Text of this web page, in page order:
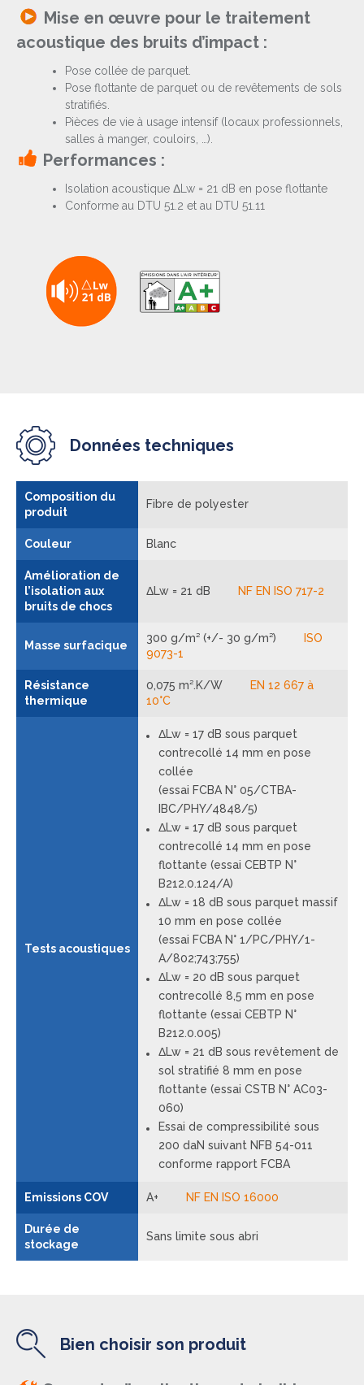
Mise en œuvre pour le traitement
acoustique des bruits d’impact :
Pose collée de parquet.
Pose flottante de parquet ou de revêtements de sols
stratifiés.
Pièces de vie à usage intensif (locaux professionnels,
salles à manger, couloirs, …).
Performances :
Isolation acoustique ΔLw = 21 dB en pose flottante
Conforme au DTU 51.2 et au DTU 51.11
Données techniques
Composition du
produit
Fibre de polyester
Couleur Blanc
Amélioration de
l’isolation aux
bruits de chocs
ΔLw = 21 dB NF EN ISO 717-2
Masse surfacique
300 g/m² (+/- 30 g/m²)
ISO
9073-1
Résistance
thermique
0,075 m².K/W
EN 12 667 à
10°C
Tests acoustiques
ΔLw = 17 dB sous parquet
contrecollé 14 mm en pose
collée
(essai FCBA N° 05/CTBA-
IBC/PHY/4848/5)
ΔLw = 17 dB sous parquet
contrecollé 14 mm en pose
flottante (essai CEBTP N°
B212.0.124/A)
ΔLw = 18 dB sous parquet massif
10 mm en pose collée
(essai FCBA N° 1/PC/PHY/1-
A/802;743;755)
ΔLw = 20 dB sous parquet
contrecollé 8,5 mm en pose
flottante (essai CEBTP N°
B212.0.005)
ΔLw = 21 dB sous revêtement de
sol stratifié 8 mm en pose
flottante (essai CSTB N° AC03-
060)
Essai de compressibilité sous
200 daN suivant NFB 54-011
conforme rapport FCBA
Emissions COV A+ NF EN ISO 16000
Durée de
stockage
Sans limite sous abri
Bien choisir son produit